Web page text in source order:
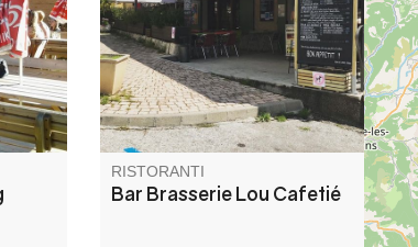
o
gustare le nostre specialità. In
evidenza i prodotti freschi,
biologici e locali Concerti tutti i
venerdì di luglio e agosto: in
programma una calda
atmosfera.
RISTORANTI
Bar Brasserie Lou Cafetié